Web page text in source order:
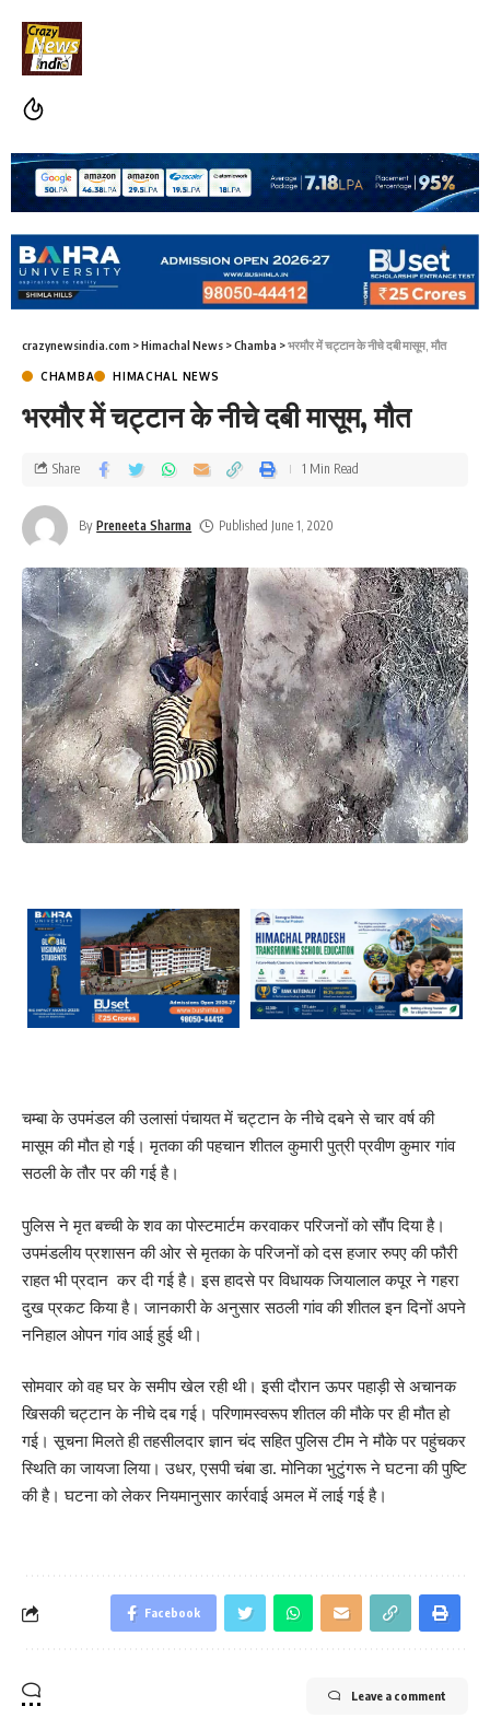
crazynewsindia.com >Himachal News >Chamba >भरमौर में चट्टान के नीचे दबी मासूम, मौत
CHAMBA HIMACHAL NEWS
भरमौर में चट्टान के नीचे दबी मासूम, मौत
By Preneeta Sharma Published June 1, 2020
Share 1 Min Read
चम्बा के उपमंडल की उलासां पंचायत में चट्टान के नीचे दबने से चार वर्ष की
मासूम की मौत हो गई। मृतका की पहचान शीतल कुमारी पुत्री प्रवीण कुमार गांव
सठली के तौर पर की गई है।
पुलिस ने मृत बच्ची के शव का पोस्टमार्टम करवाकर परिजनों को सौंप दिया है।
उपमंडलीय प्रशासन की ओर से मृतका के परिजनों को दस हजार रुपए की फौरी
राहत भी प्रदान कर दी गई है। इस हादसे पर विधायक जियालाल कपूर ने गहरा
दुख प्रकट किया है। जानकारी के अनुसार सठली गांव की शीतल इन दिनों अपने
ननिहाल ओपन गांव आई हुई थी।
सोमवार को वह घर के समीप खेल रही थी। इसी दौरान ऊपर पहाड़ी से अचानक
खिसकी चट्टान के नीचे दब गई। परिणामस्वरूप शीतल की मौके पर ही मौत हो
गई। सूचना मिलते ही तहसीलदार ज्ञान चंद सहित पुलिस टीम ने मौके पर पहुंचकर
स्थिति का जायजा लिया। उधर, एसपी चंबा डा. मोनिका भुटुंगरू ने घटना की पुष्टि
की है। घटना को लेकर नियमानुसार कार्रवाई अमल में लाई गई है।
Facebook
Leave a comment